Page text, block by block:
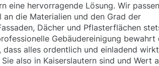
eine hervorragende Lösung. Wir
die Materialien und den Grad der
Dächer und Pflasterflächen
Gebäudereinigung bewahrt
alles ordentlich und einladend
also in Kaiserslautern sind und Wert